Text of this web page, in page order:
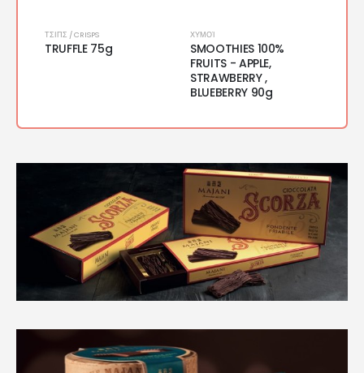
ΤΣΙΠΣ / CRISPS
TRUFFLE 75g
ΧΥΜΟΊ
SMOOTHIES 100%
FRUITS - APPLE,
STRAWBERRY ,
BLUEBERRY 90g